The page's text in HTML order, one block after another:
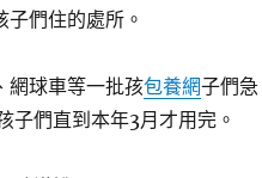
們住的處所。
網球車等一批孩包養網子們急
子們直到本年3月才用完。